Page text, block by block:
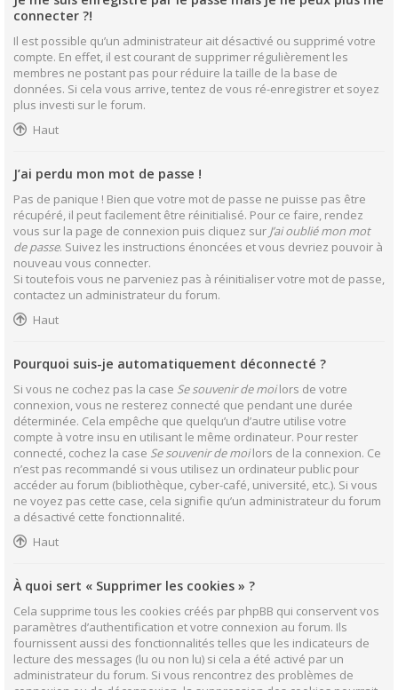
connecter ?!
Il est possible qu’un administrateur ait désactivé ou supprimé votre
compte. En effet, il est courant de supprimer régulièrement les
membres ne postant pas pour réduire la taille de la base de
données. Si cela vous arrive, tentez de vous ré-enregistrer et soyez
plus investi sur le forum.
Haut
J’ai perdu mon mot de passe !
Pas de panique ! Bien que votre mot de passe ne puisse pas être
récupéré, il peut facilement être réinitialisé. Pour ce faire, rendez
vous sur la page de connexion puis cliquez sur J’ai oublié mon mot
de passe. Suivez les instructions énoncées et vous devriez pouvoir à
nouveau vous connecter.
Si toutefois vous ne parveniez pas à réinitialiser votre mot de passe,
contactez un administrateur du forum.
Haut
Pourquoi suis-je automatiquement déconnecté ?
Si vous ne cochez pas la case Se souvenir de moilors de votre
connexion, vous ne resterez connecté que pendant une durée
déterminée. Cela empêche que quelqu’un d’autre utilise votre
compte à votre insu en utilisant le même ordinateur. Pour rester
connecté, cochez la case Se souvenir de moilors de la connexion. Ce
n’est pas recommandé si vous utilisez un ordinateur public pour
accéder au forum (bibliothèque, cyber-café, université, etc.). Si vous
ne voyez pas cette case, cela signifie qu’un administrateur du forum
a désactivé cette fonctionnalité.
Haut
À quoi sert « Supprimer les cookies » ?
Cela supprime tous les cookies créés par phpBB qui conservent vos
paramètres d’authentification et votre connexion au forum. Ils
fournissent aussi des fonctionnalités telles que les indicateurs de
lecture des messages (lu ou non lu) si cela a été activé par un
administrateur du forum. Si vous rencontrez des problèmes de